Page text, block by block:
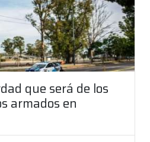
que será de los
armados en